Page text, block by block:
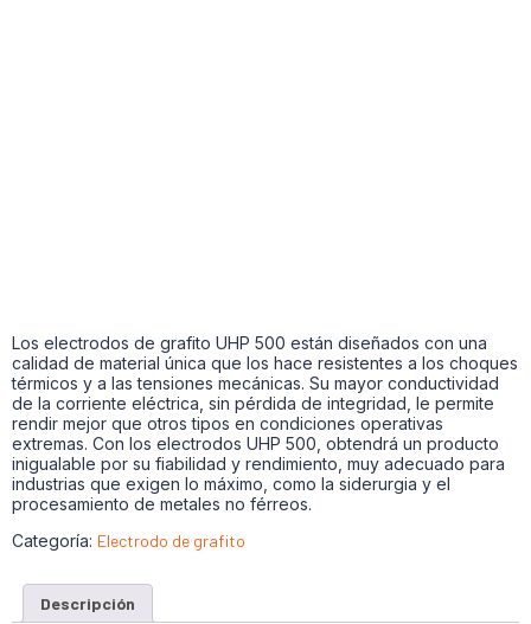
Los electrodos de grafito UHP 500 están diseñados con una
calidad de material única que los hace resistentes a los choques
térmicos y a las tensiones mecánicas. Su mayor conductividad
de la corriente eléctrica, sin pérdida de integridad, le permite
rendir mejor que otros tipos en condiciones operativas
extremas. Con los electrodos UHP 500, obtendrá un producto
inigualable por su fiabilidad y rendimiento, muy adecuado para
industrias que exigen lo máximo, como la siderurgia y el
procesamiento de metales no férreos.
Categoría: Electrodo de grafito
Descripción